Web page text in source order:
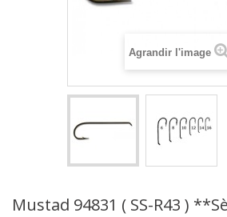
Agrandir l'image
Mustad 94831 ( SS-R43 )